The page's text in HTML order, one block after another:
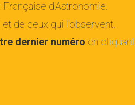
d'Astronomie.
de ceux qui l'observent.
dernier numéro en cliquant